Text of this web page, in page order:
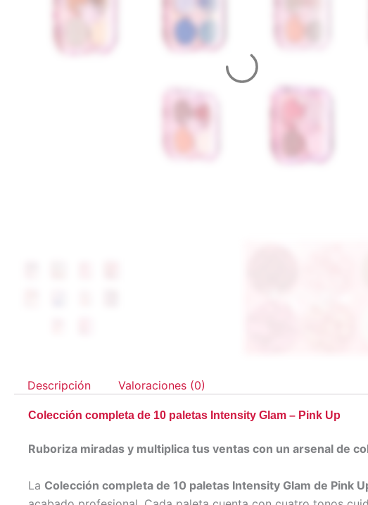
Descripción Valoraciones (0)
Colección completa de 10 paletas Intensity Glam – Pink Up
Ruboriza miradas y multiplica tus ventas con un arsenal de
La Colección completa de 10 paletas Intensity Glam de Pink